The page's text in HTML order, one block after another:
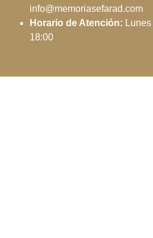
info@memoriasefarad.com
Horario de Atención:
18:00